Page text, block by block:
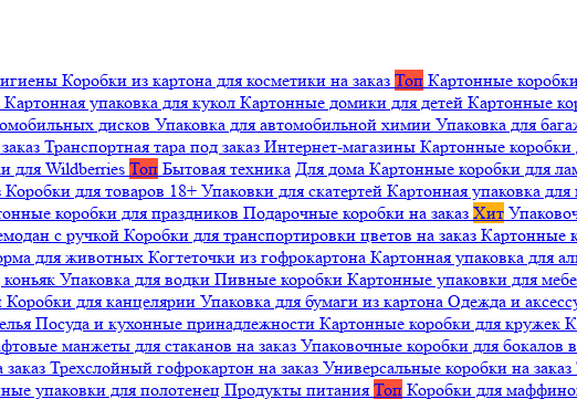
Коробки из картона для косметики на заказ Топ Картонные
Картонная упаковка для кукол Картонные домики для детей Картонные
дисков Упаковка для автомобильной химии Упаковка для
Транспортная тара под заказ Интернет-магазины Картонные коробки
для Wildberries Топ Бытовая техника Для дома Картонные коробки для
Коробки для товаров 18+ Упаковки для скатертей Картонная упаковка
коробки для праздников Подарочные коробки на заказ Хит
с ручкой Коробки для транспортировки цветов на заказ Картонные
для животных Когтеточки из гофрокартона Картонная упаковка для
Упаковка для водки Пивные коробки Картонные упаковки для
Коробки для канцелярии Упаковка для бумаги из картона Одежда и
Посуда и кухонные принадлежности Картонные коробки для кружек
манжеты для стаканов на заказ Упаковочные коробки для бокалов
Трехслойный гофрокартон на заказ Универсальные коробки на заказ
упаковки для полотенец Продукты питания Топ Коробки для